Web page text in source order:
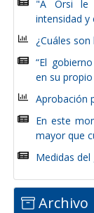
"A Orsi le
intensidad y
¿Cuáles
“El
en su
Aprobación
En este
mayor que
Medidas
Archivo